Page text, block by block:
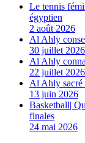
Le tennis
égyptien
2 août 2026
Al Ahly
30 juillet 2026
Al Ahly
22 juillet 2026
Al Ahly sacré
13 juin 2026
Basketball|
finales
24 mai 2026